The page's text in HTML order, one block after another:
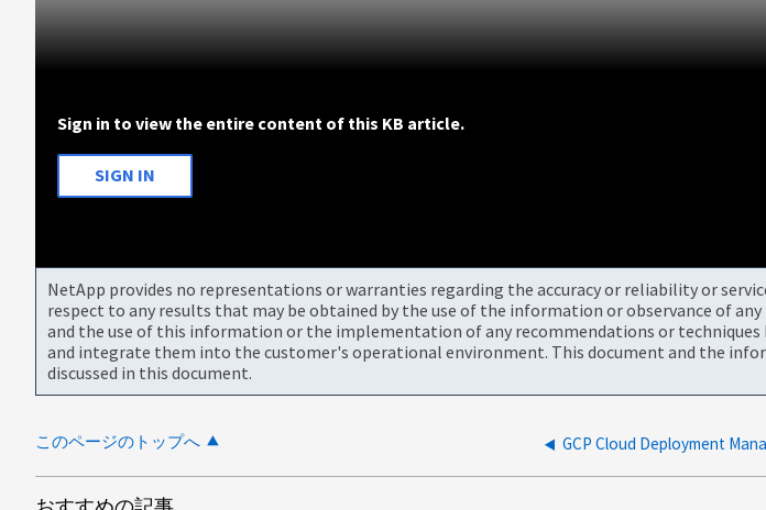
Sign in to view the entire content of this KB article.
SIGN IN
NetApp provides no representations or warranties regarding the accuracy or reliability or
respect to any results that may be obtained by the use of the information or observance of
and the use of this information or the implementation of any recommendations or
and integrate them into the customer's operational environment. This document and the
discussed in this document.
このページのトップへ